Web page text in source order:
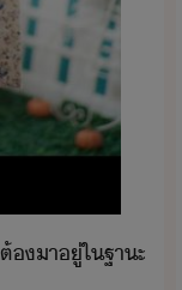
า​ู่​ใ​ฐาะ​